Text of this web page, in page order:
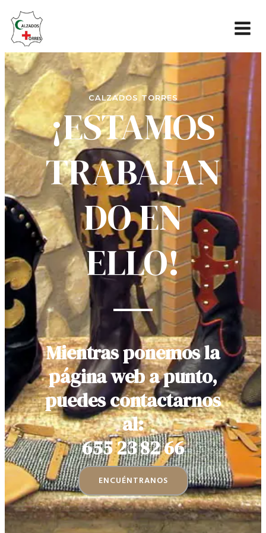
CALZADOS TORRES
¡ESTAMOS
TRABAJAN
DO EN
ELLO!
Mientras ponemos la
página web a punto,
puedes contactarnos
al:
655 23 82 66
ENCUÉNTRANOS